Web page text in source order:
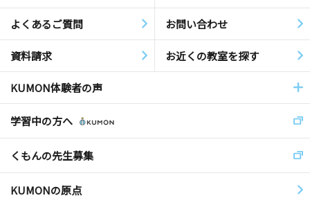
よくあるご質問 お問い合わせ
資料請求 お近くの教室を探す
KUMON体験者の声
学習中の方へ
くもんの先生募集
KUMONの原点